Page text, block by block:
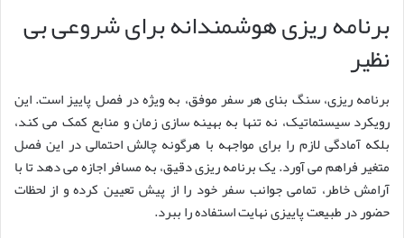
برنامه ریزی هوشمندانه برای شروعی بی
نظیر
برنامه ریزی، سنگ بنای هر سفر موفق، به ویژه در فصل پاییز است. این
رویکرد سیستماتیک، نه تنها به بهینه سازی زمان و منابع کمک می کند،
بلکه آمادگی لازم را برای مواجهه با هرگونه چالش احتمالی در این فصل
متغیر فراهم می آورد. یک برنامه ریزی دقیق، به مسافر اجازه می دهد تا با
آرامش خاطر، تمامی جوانب سفر خود را از پیش تعیین کرده و از لحظات
حضور در طبیعت پاییزی نهایت استفاده را ببرد.